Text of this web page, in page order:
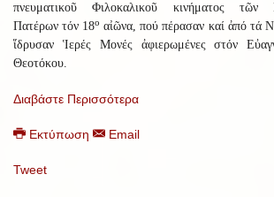
πνευματικοῦ Φιλοκαλικοῦ κινήματος τῶν
Πατέρων τόν 18ο αἰῶνα, πού πέρασαν καί ἀπό τά
ἵδρυσαν Ἱερές Μονές ἀφιερωμένες στόν
Θεοτόκου.
Διαβάστε Περισσότερα
Εκτύπωση Email
Tweet